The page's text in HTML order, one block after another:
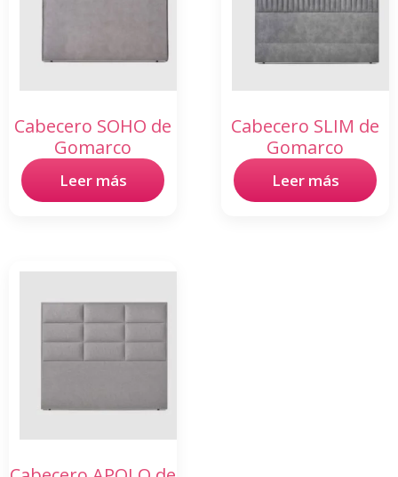
Cabecero SOHO de
Gomarco
Leer más
Cabecero SLIM de
Gomarco
Leer más